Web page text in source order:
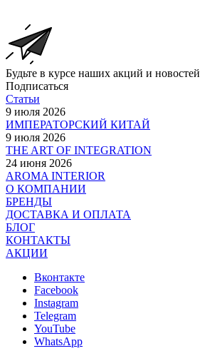
Будьте в курсе наших акций и новостей
Подписаться
Статьи
9 июля 2026
ИМПЕРАТОРСКИЙ КИТАЙ
9 июля 2026
THE ART OF INTEGRATION
24 июня 2026
AROMA INTERIOR
О КОМПАНИИ
БРЕНДЫ
ДОСТАВКА И ОПЛАТА
БЛОГ
КОНТАКТЫ
АКЦИИ
Вконтакте
Facebook
Instagram
Telegram
YouTube
WhatsApp